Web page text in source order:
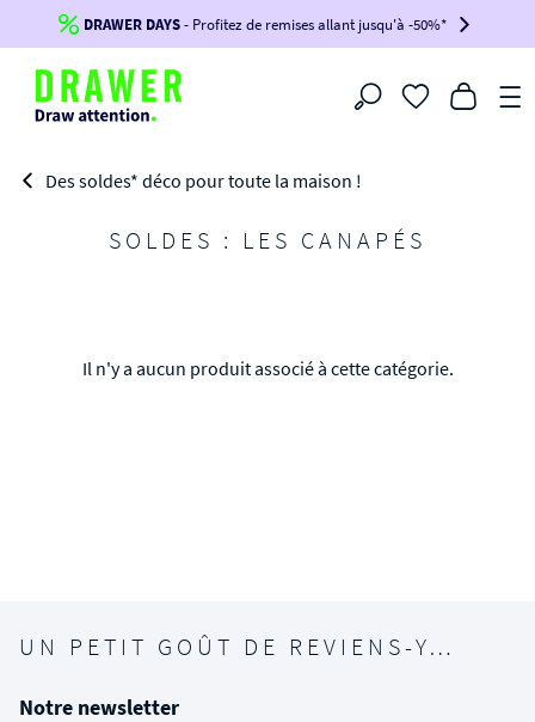
Jusqu'à-100€*sur votre commande !
BIKINI100
-voir conditions en bas de page-
DRAWER DAYS- Profitez de remises allant jusqu'à -50%*
Filtrer
Des soldes* déco pour toute la maison !
SOLDES : LES CANAPÉS
Il n'y a aucun produit associé à cette catégorie.
UN PETIT GOÛT DE REVIENS-Y…
Notre newsletter